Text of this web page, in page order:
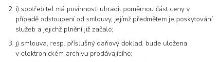
i) spotřebitel má povinnosti uhradit poměrnou část ceny v
případě odstoupení od smlouvy, jejímž předmětem je poskytování
služeb a jejichž plnění již začalo;
j) smlouva, resp. příslušný daňový doklad, bude uložena
v elektronickém archivu prodávajícího;